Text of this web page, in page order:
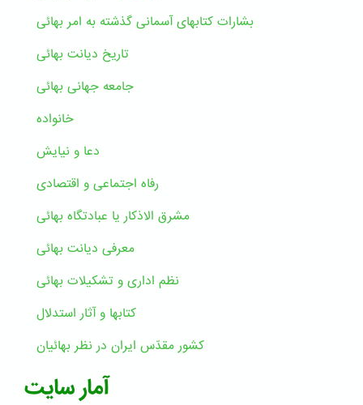
بشارات کتابهای آسمانی گذشته به امر بهائی
تاریخ دیانت بهائی
جامعه جهانی بهائی
خانواده
دعا و نیایش
رفاه اجتماعی و اقتصادی
مشرق الاذکار یا عبادتگاه بهائی
معرفی دیانت بهائی
نظم اداری و تشکیلات بهائی
کتابها و آثار استدلال
کشور مقدّس ایران در نظر بهائیان
آمار سایت